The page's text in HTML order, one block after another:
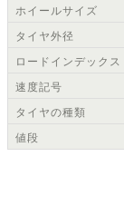
ホイールサイズ
タイヤ外径
ロードインデックス
速度記号
タイヤの種類
値段